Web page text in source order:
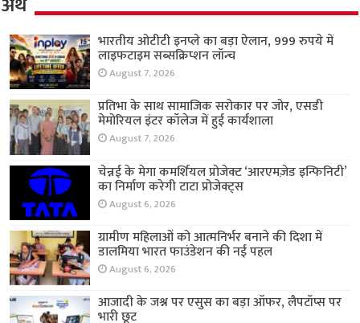
भारतीय ओटीटी इनप्ले का बड़ा ऐलान, 999 रुपये में
लाइफटाइम सब्सक्रिप्शन लॉन्च
August 7, 2026
प्रतिभा के साथ सामाजिक सरोकार पर जोर, एसडी
मेमोरियल इंटर कॉलेज में हुई कार्यशाला
August 7, 2026
चेन्नई के मेगा कमर्शियल प्रोजेक्ट ‘आरएमज़ेड इन्फिनिटी’
का निर्माण करेगी टाटा प्रोजेक्ट्स
August 6, 2026
ग्रामीण महिलाओं को आत्मनिर्भर बनाने की दिशा में
डालमिया भारत फाउंडेशन की नई पहल
August 6, 2026
आजादी के जश्न पर एसुस का बड़ा ऑफर, लैपटॉप्स पर
भारी छूट